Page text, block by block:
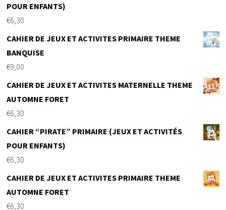
POUR ENFANTS)
€6,30
CAHIER DE JEUX ET ACTIVITES PRIMAIRE THEME
BANQUISE
€9,00
CAHIER DE JEUX ET ACTIVITES MATERNELLE THEME
AUTOMNE FORET
€6,30
CAHIER “PIRATE” PRIMAIRE (JEUX ET ACTIVITÉS
POUR ENFANTS)
€6,30
CAHIER DE JEUX ET ACTIVITES PRIMAIRE THEME
AUTOMNE FORET
€6,30